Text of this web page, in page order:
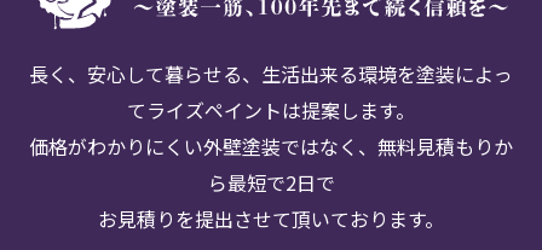
長く、安心して暮らせる、生活出来る環境を塗装によっ
てライズペイントは提案します。
価格がわかりにくい外壁塗装ではなく、無料見積もりか
ら最短で2日で
お見積りを提出させて頂いております。